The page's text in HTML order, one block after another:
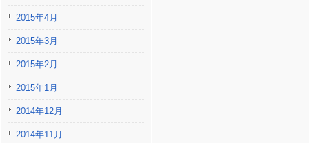
2015年4月
2015年3月
2015年2月
2015年1月
2014年12月
2014年11月